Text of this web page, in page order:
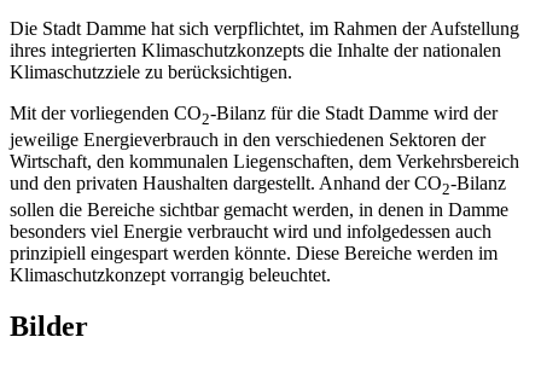
Die Stadt Damme hat sich verpflichtet, im Rahmen der Aufstellung
ihres integrierten Klimaschutzkonzepts die Inhalte der nationalen
Klimaschutzziele zu berücksichtigen.
Mit der vorliegenden CO2-Bilanz für die Stadt Damme wird der
jeweilige Energieverbrauch in den verschiedenen Sektoren der
Wirtschaft, den kommunalen Liegenschaften, dem Verkehrsbereich
und den privaten Haushalten dargestellt. Anhand der CO2-Bilanz
sollen die Bereiche sichtbar gemacht werden, in denen in Damme
besonders viel Energie verbraucht wird und infolgedessen auch
prinzipiell eingespart werden könnte. Diese Bereiche werden im
Klimaschutzkonzept vorrangig beleuchtet.
Bilder